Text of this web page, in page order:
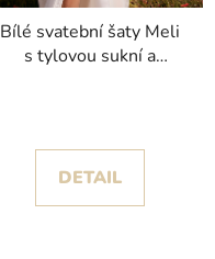
Bílé svatební šaty Meli
s tylovou sukní a
DETAIL